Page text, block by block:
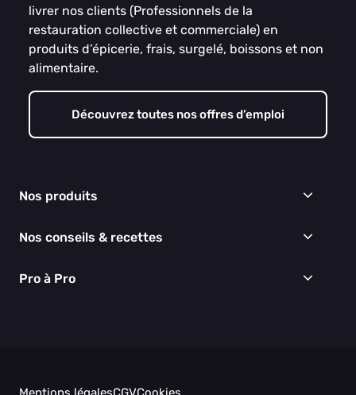
livrer nos clients (Professionnels de la
restauration collective et commerciale) en
produits d’épicerie, frais, surgelé, boissons et non
alimentaire.
Découvrez toutes nos offres d’emploi
Nos produits
Épicerie
Boissons
Nos conseils & recettes
Recettes
Pro à Pro